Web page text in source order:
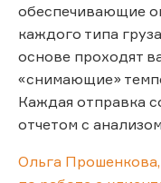
обеспечивающие
каждого типа
основе проходят
«снимающие»
Каждая отправка
отчетом с
Ольга